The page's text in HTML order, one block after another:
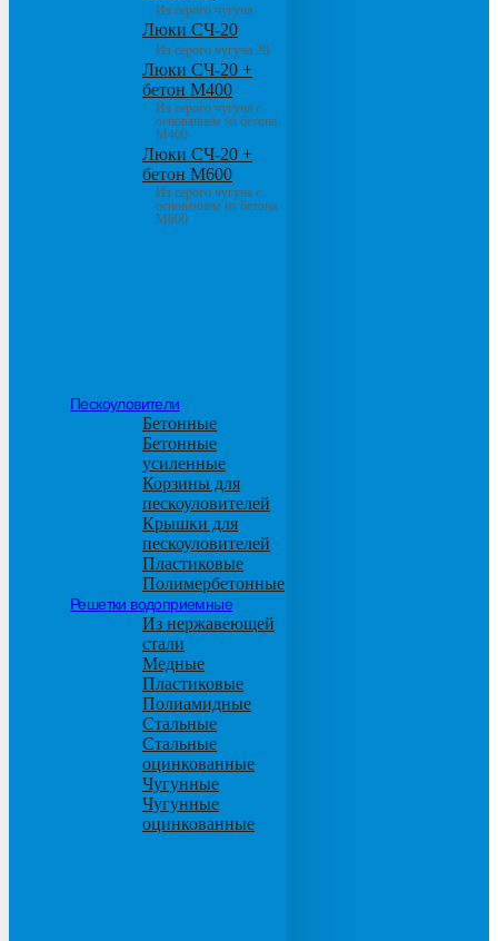
Из серого чугуна
Люки СЧ-20
Из серого чугуна 20
Люки СЧ-20 +
бетон М400
Из серого чугуна с
основанием из бетона
М400
Люки СЧ-20 +
бетон М600
Из серого чугуна с
основанием из бетона
М600
Пескоуловители
Бетонные
Бетонные
усиленные
Корзины для
пескоуловителей
Крышки для
пескоуловителей
Пластиковые
Полимербетонные
Решетки водоприемные
Из нержавеющей
стали
Медные
Пластиковые
Полиамидные
Стальные
Стальные
оцинкованные
Чугунные
Чугунные
оцинкованные